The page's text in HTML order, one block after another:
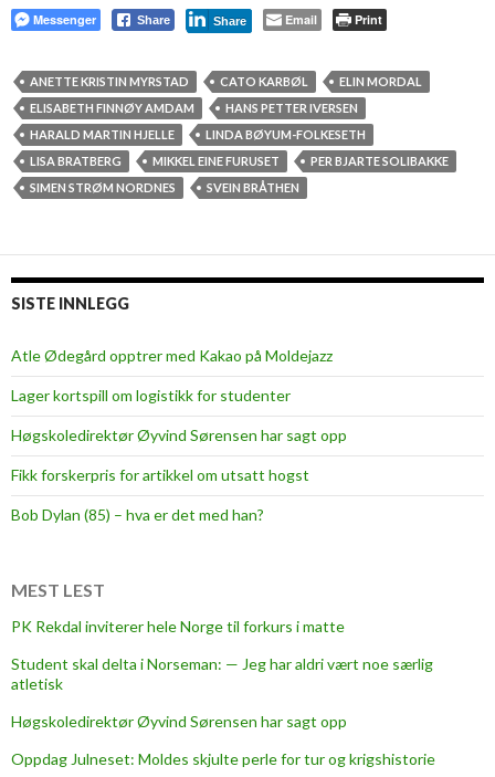
Messenger Share Share Email Print
ANETTE KRISTIN MYRSTAD CATO KARBØL
ELIN MORDAL
ELISABETH FINNØY AMDAM
HANS PETTER IVERSEN
HARALD MARTIN HJELLE
LINDA BØYUM-FOLKESETH
LISA BRATBERG
MIKKEL EINE FURUSET
PER BJARTE SOLIBAKKE
SIMEN STRØM NORDNES
SVEIN BRÅTHEN
SISTE INNLEGG
Atle Ødegård opptrer med Kakao på Moldejazz
Lager kortspill om logistikk for studenter
Høgskoledirektør Øyvind Sørensen har sagt opp
Fikk forskerpris for artikkel om utsatt hogst
Bob Dylan (85) – hva er det med han?
MEST LEST
PK Rekdal inviterer hele Norge til forkurs i matte
Student skal delta i Norseman: — Jeg har aldri vært noe særlig
atletisk
Høgskoledirektør Øyvind Sørensen har sagt opp
Oppdag Julneset: Moldes skjulte perle for tur og krigshistorie